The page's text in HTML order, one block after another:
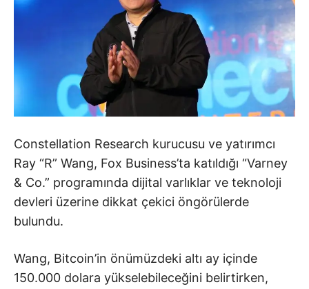
Constellation Research kurucusu ve yatırımcı
Ray “R” Wang, Fox Business’ta katıldığı “Varney
& Co.” programında dijital varlıklar ve teknoloji
devleri üzerine dikkat çekici öngörülerde
bulundu.
Wang, Bitcoin’in önümüzdeki altı ay içinde
150.000 dolara yükselebileceğini belirtirken,